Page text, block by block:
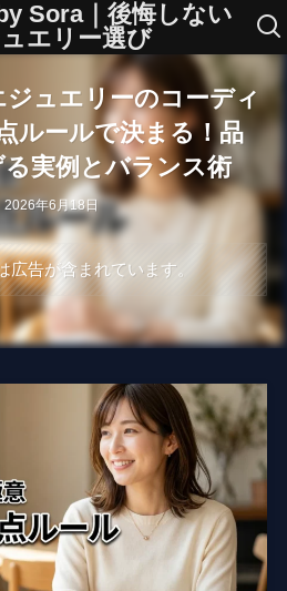
Sora｜後悔しない
エリー選び
ジュエリーのコーディ
ルールで決まる！品
実例とバランス術
2026年6月18日
広告が含まれています。